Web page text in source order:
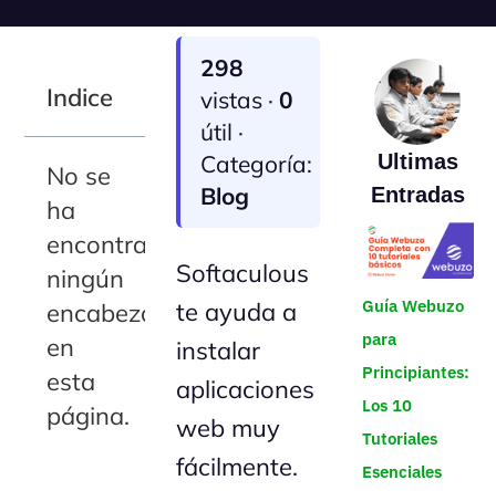
Indice
No se
ha
encontrado
ningún
encabezado
en
esta
página.
298
vistas ·0
útil ·
Categoría:
Blog
Softaculous
te ayuda a
instalar
aplicaciones
web muy
fácilmente.
Ultimas
Entradas
Guía Webuzo
para
Principiantes:
Los 10
Tutoriales
Esenciales